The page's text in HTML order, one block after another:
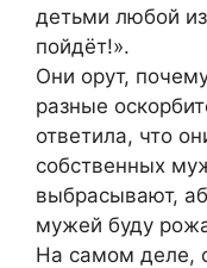
детьми любой
пойдёт!».
Они орут,
разные
ответила, что
собственных
выбрасывают,
мужей буду
На самом деле,